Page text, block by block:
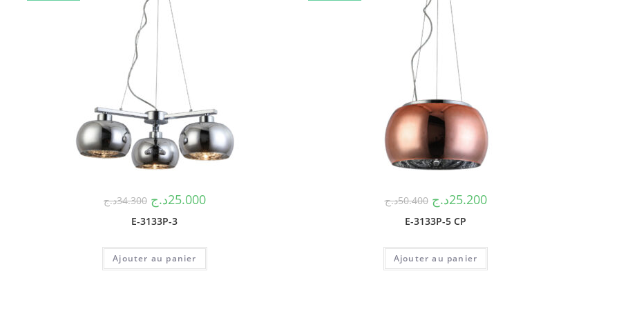
34.300د.ج 25.000د.ج
E-3133P-3
Ajouter au panier
50.400د.ج 25.200د.ج
E-3133P-5 CP
Ajouter au panier